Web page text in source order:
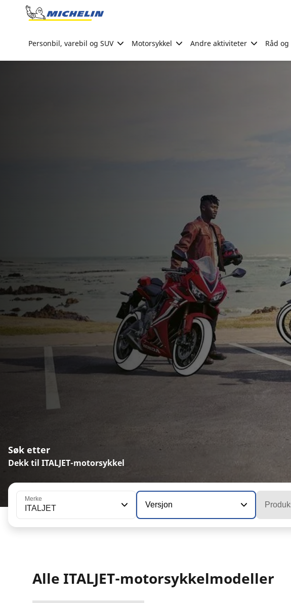
Go to page content
Personbil, varebil og SUV Motorsykkel Andre aktiviteter Råd
Søk etter
Dekk til ITALJET-motorsykkel
Merke
ITALJET Versjon
Alle ITALJET-motorsykkelmodeller